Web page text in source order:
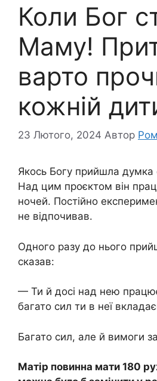
Коли Бог
Маму!
варто
кожній
23 Лютого, 2024 Автор
Якось Богу прийшла думка
Над цим проєктом він
ночей. Постійно
не відпочивав.
Одного разу до нього
сказав:
— Ти й досі над нею
багато сил ти в неї
Багато сил, але й вимоги
Матір повинна мати 180